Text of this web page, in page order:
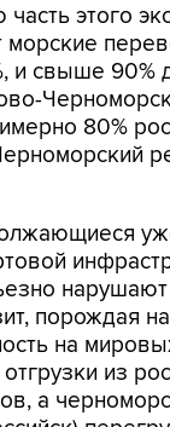
этого
и свыше 90%
80%
порождая
на
из
а